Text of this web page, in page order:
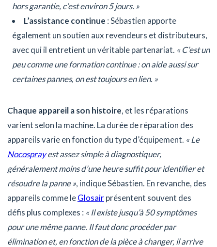
hors garantie, c’est environ 5 jours. »
L’assistance continue : Sébastien apporte
également un soutien aux revendeurs et distributeurs,
avec qui il entretient un véritable partenariat. « C’est un
peu comme une formation continue : on aide aussi sur
certaines pannes, on est toujours en lien. »
Chaque appareil a son histoire, et les réparations
varient selon la machine. La durée de réparation des
appareils varie en fonction du type d’équipement. « Le
Nocosprayest assez simple à diagnostiquer,
généralement moins d’une heure suffit pour identifier et
résoudre la panne », indique Sébastien. En revanche, des
appareils comme leGlosairprésentent souvent des
défis plus complexes : « Il existe jusqu’à 50 symptômes
pour une même panne. Il faut donc procéder par
élimination et, en fonction de la pièce à changer, il arrive